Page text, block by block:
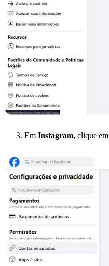
Em Instagram, clique em